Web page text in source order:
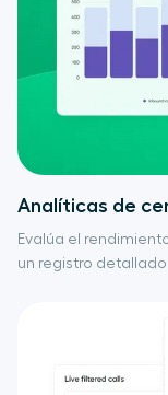
Analíticas de
Evalúa el
un registro